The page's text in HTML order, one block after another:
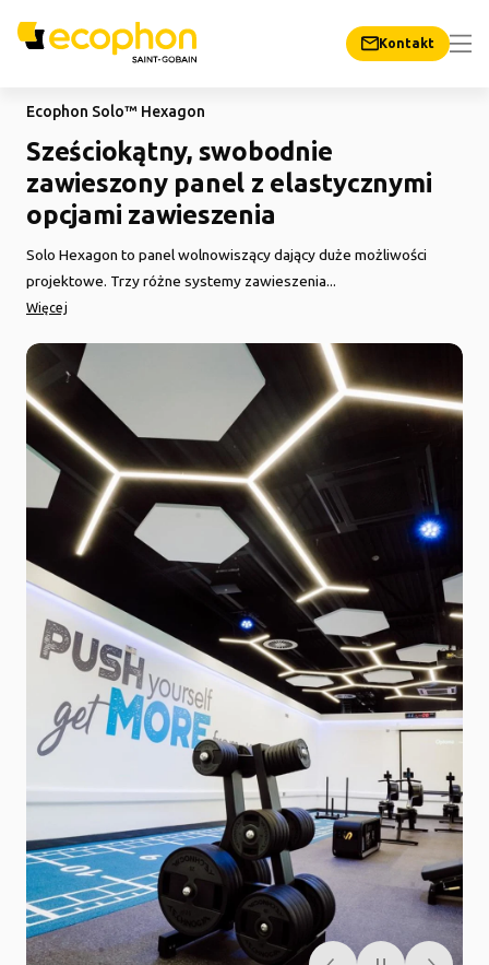
Kontakt
Ecophon Solo™ Hexagon
Sześciokątny, swobodnie
zawieszony panel z elastycznymi
opcjami zawieszenia
Solo Hexagon to panel wolnowiszący dający duże możliwości
projektowe. Trzy różne systemy zawieszenia...
Więcej